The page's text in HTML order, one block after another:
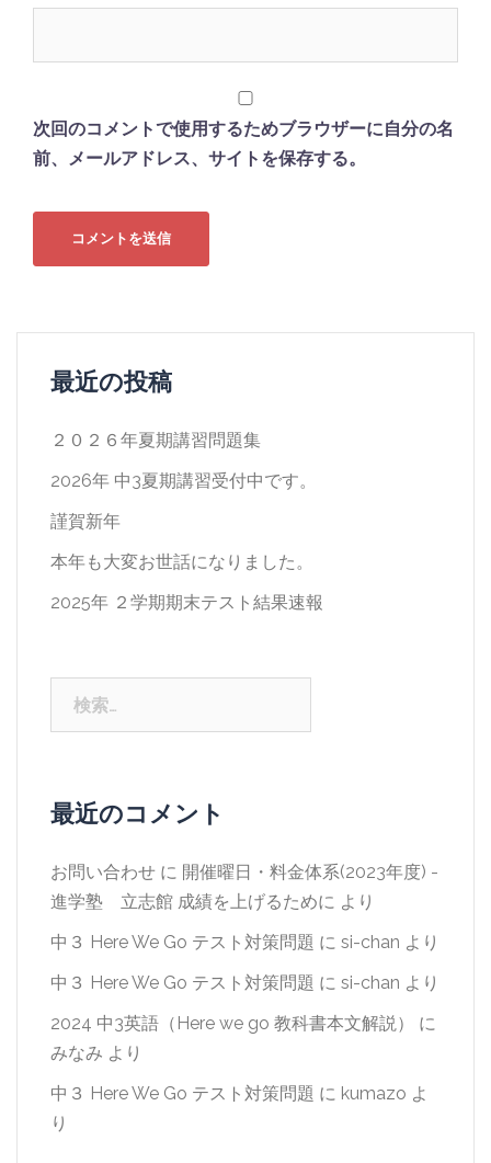
次回のコメントで使用するためブラウザーに自分の名
前、メールアドレス、サイトを保存する。
最近の投稿
２０２６年夏期講習問題集
2026年 中3夏期講習受付中です。
謹賀新年
本年も大変お世話になりました。
2025年 ２学期期末テスト結果速報
最近のコメント
お問い合わせ に 開催曜日・料金体系(2023年度) -
進学塾 立志館 成績を上げるために より
中３ Here We Go テスト対策問題 に si-chan より
中３ Here We Go テスト対策問題 に si-chan より
2024 中3英語（Here we go 教科書本文解説）
に
みなみ より
中３ Here We Go テスト対策問題 に kumazo よ
り